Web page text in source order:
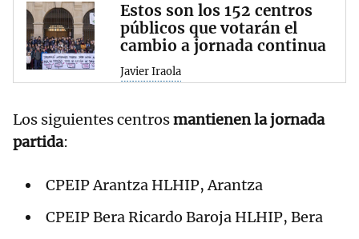
Estos son los 152 centros
públicos que votarán el
cambio a jornada continua
Javier Iraola
Los siguientes centrosmantienen la jornada
partida:
CPEIP Arantza HLHIP, Arantza
CPEIP Bera Ricardo Baroja HLHIP, Bera